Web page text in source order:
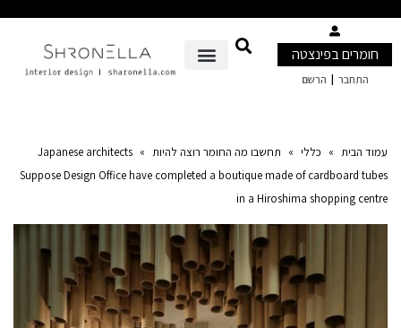
חומרים בפינצטה
התחבר | הרשם
עמוד הבית » כללי » תחשבו מה החומר רוצה להיות »
Japanese architects
Suppose Design Office have completed a boutique made of cardboard tubes
in a Hiroshima shopping centre